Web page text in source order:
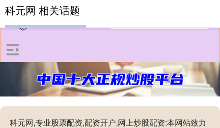
科元网,专业股票配资,配资开户,网上炒股配资:本网站致力
科元网 相关话题